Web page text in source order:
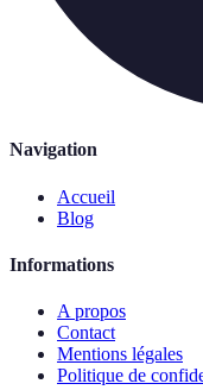
Navigation
Accueil
Blog
Informations
A propos
Contact
Mentions légales
Politique de